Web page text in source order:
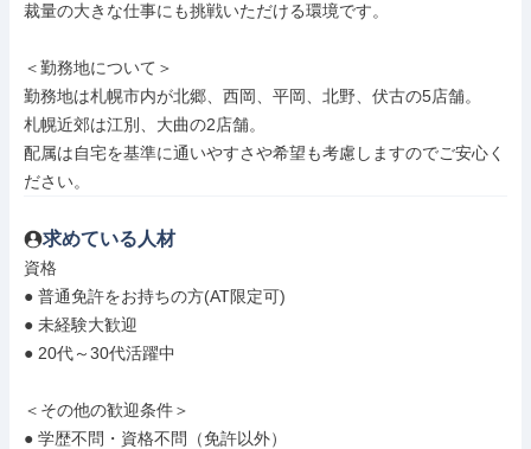
裁量の大きな仕事にも挑戦いただける環境です。
＜勤務地について＞
勤務地は札幌市内が北郷、西岡、平岡、北野、伏古の5店舗。
札幌近郊は江別、大曲の2店舗。
配属は自宅を基準に通いやすさや希望も考慮しますのでご安心く
ださい。
求めている人材
資格
● 普通免許をお持ちの方(AT限定可)
● 未経験大歓迎
● 20代～30代活躍中
＜その他の歓迎条件＞
● 学歴不問・資格不問（免許以外）